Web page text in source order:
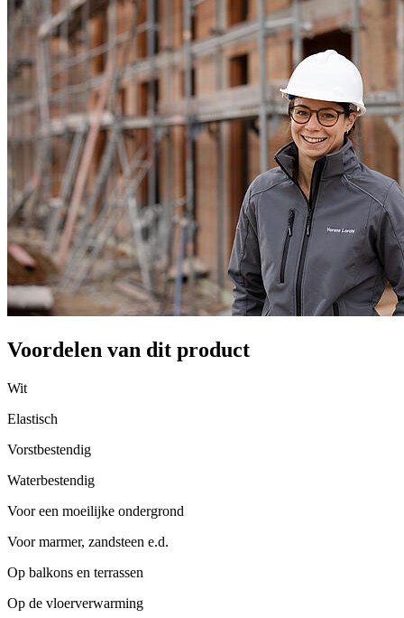
Voordelen van dit product
Wit
Elastisch
Vorstbestendig
Waterbestendig
Voor een moeilijke ondergrond
Voor marmer, zandsteen e.d.
Op balkons en terrassen
Op de vloerverwarming